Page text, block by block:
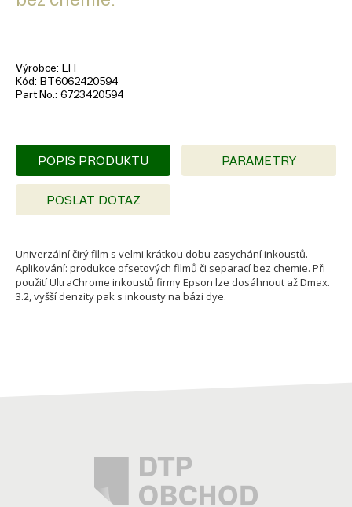
Výrobce
EFI
Kód
BT6062420594
Part No. 6723420594
POPIS PRODUKTU PARAMETRY
POSLAT DOTAZ
Univerzální čirý film s velmi krátkou dobu zasychání inkoustů.
Aplikování: produkce ofsetových filmů či separací bez chemie. Při
použití UltraChrome inkoustů firmy Epson lze dosáhnout až Dmax.
3.2, vyšší denzity pak s inkousty na bázi dye.